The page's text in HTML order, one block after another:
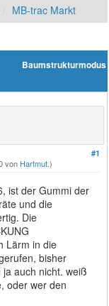
MB-trac Markt
Baumstrukturmodus
#1
von Hartmut.)
ist der Gummi der
und die
Die
Lärm in die
bisher
auch nicht. weiß
oder wer den